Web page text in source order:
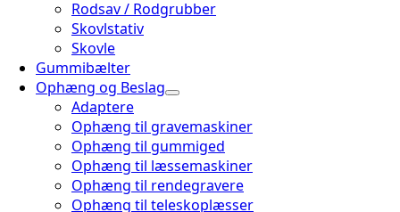
Rodsav / Rodgrubber
Skovlstativ
Skovle
Gummibælter
Ophæng og Beslag
Adaptere
Ophæng til gravemaskiner
Ophæng til gummiged
Ophæng til læssemaskiner
Ophæng til rendegravere
Ophæng til teleskoplæsser